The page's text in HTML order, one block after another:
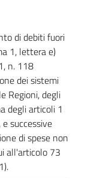
di debiti fuori
1, lettera e)
n. 118
dei sistemi
Regioni, degli
degli articoli 1
successive
di spese non
all'articolo 73